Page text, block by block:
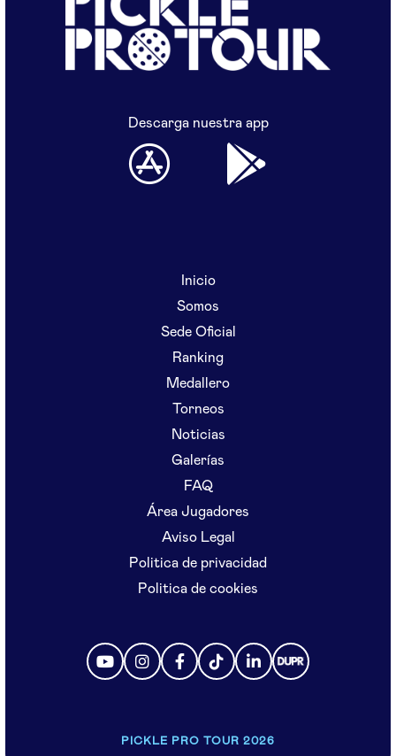
Descarga nuestra app
Inicio
Somos
Sede Oficial
Ranking
Medallero
Torneos
Noticias
Galerías
FAQ
Área Jugadores
Aviso Legal
Politica de privacidad
Politica de cookies
PICKLE PRO TOUR 2026